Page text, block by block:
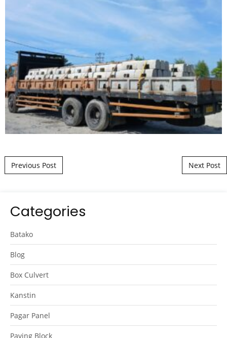
Post navigation
Previous Post Next Post
Categories
Batako
Blog
Box Culvert
Kanstin
Pagar Panel
Paving Block